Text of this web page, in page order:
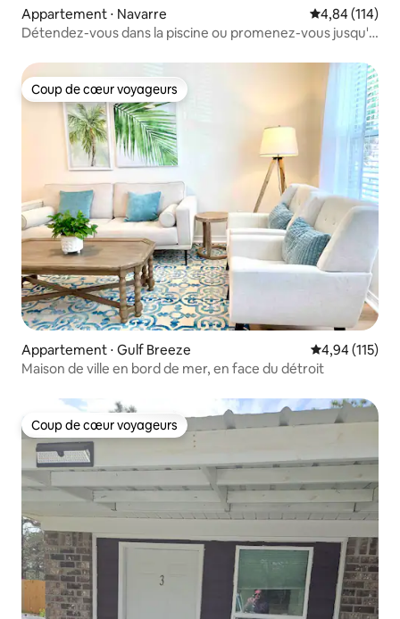
Appartement ⋅ Navarre Évaluation
4,84 (114)
Détendez-vous dans la piscine ou promenez-vous jusqu'à
Coup de cœur voyageurs
Coup de cœur voyageurs
Appartement ⋅ Gulf Breeze Évaluation
4,94 (115)
Maison de ville en bord de mer, en face du détroit
Coup de cœur voyageurs
Coup de cœur voyageurs